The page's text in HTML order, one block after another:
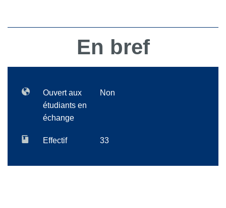
En bref
Ouvert aux
étudiants en
échange
Non
Effectif 33